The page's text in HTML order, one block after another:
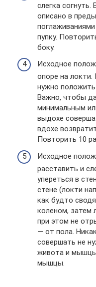
слегка
описано в
пупку.
боку.
Исходное
опоре на
нужно
Важно, чтобы
минимальным
выдохе
вдохе
Повторить 10
Исходное
расставить и
упереться в
стене (локти
как будто
коленом, затем
при этом не
— от пола.
совершать не
живота и мышцы
мышцы.